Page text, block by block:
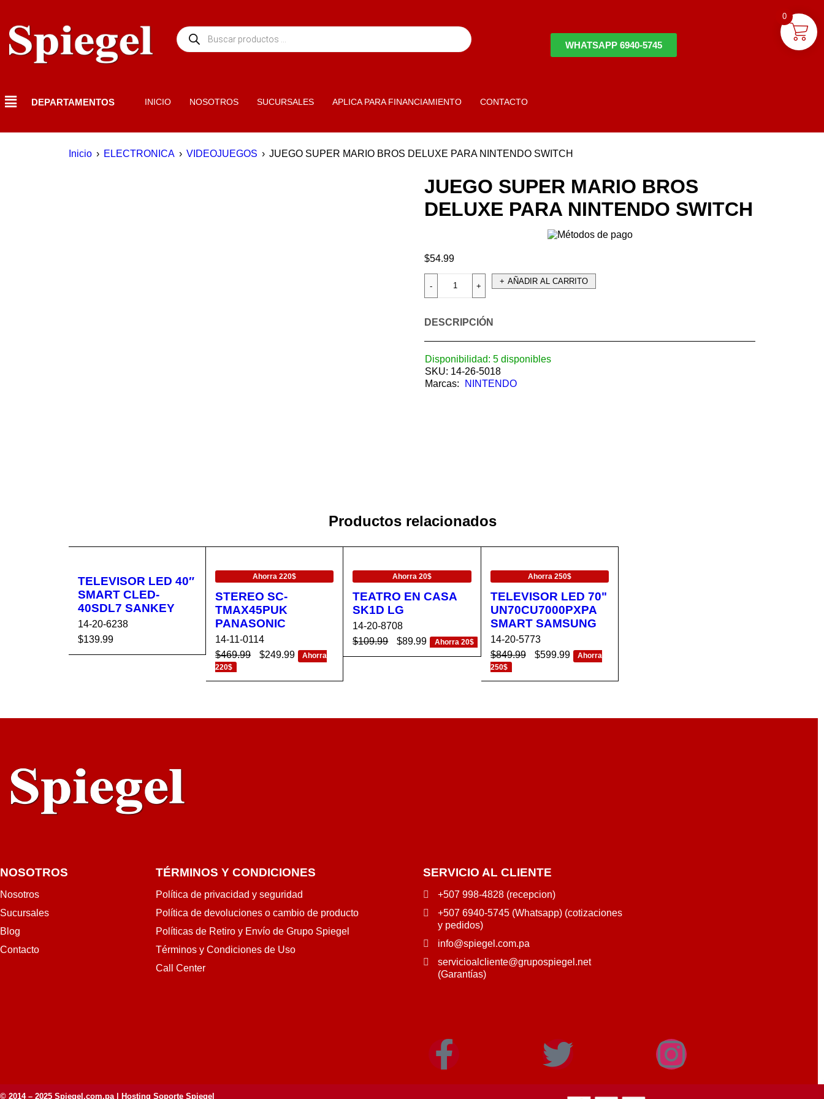
WHATSAPP 6940-5745
DEPARTAMENTOS INICIO NOSOTROS SUCURSALES APLICA PARA FINANCIAMIENTO CONTACTO
Inicio › ELECTRONICA › VIDEOJUEGOS › JUEGO SUPER MARIO BROS DELUXE PARA NINTENDO SWITCH
JUEGO SUPER MARIO BROS
DELUXE PARA NINTENDO SWITCH
$54.99
AÑADIR AL CARRITO
DESCRIPCIÓN
Disponibilidad: 5 disponibles
SKU: 14-26-5018
Marcas:
NINTENDO
Productos relacionados
TELEVISOR LED 40″
SMART CLED-
40SDL7 SANKEY
14-20-6238
$139.99
AÑADIR AL CA
VISTA
Ahorra 220$
STEREO SC-
TMAX45PUK
PANASONIC
14-11-0114
$469.99 $249.99
Ahorra
220$
AÑADIR AL CA
VISTA
Ahorra 20$
TEATRO EN CASA
SK1D LG
14-20-8708
$109.99 $89.99 Ahorra 20$
AÑADIR AL CA
VISTA
Ahorra 250$
TELEVISOR LED 70"
UN70CU7000PXPA
SMART SAMSUNG
14-20-5773
$849.99 $599.99
Ahorra
250$
AÑADIR AL CA
VISTA
NOSOTROS
Nosotros
Sucursales
Blog
Contacto
TÉRMINOS Y CONDICIONES
Política de privacidad y seguridad
Política de devoluciones o cambio de producto
Políticas de Retiro y Envío de Grupo Spiegel
Términos y Condiciones de Uso
Call Center
SERVICIO AL CLIENTE
+507 998-4828 (recepcion)
+507 6940-5745 (Whatsapp) (cotizaciones
y pedidos)
info@spiegel.com.pa
servicioalcliente@grupospiegel.net
(Garantías)
© 2014 – 2025 Spiegel.com.pa| Hosting Soporte Spiegel
0